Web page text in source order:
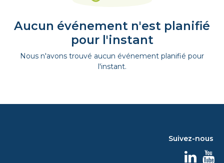
Aucun événement n'est planifié
pour l'instant
Nous n'avons trouvé aucun événement planifié pour
l'instant.
Suivez-nous